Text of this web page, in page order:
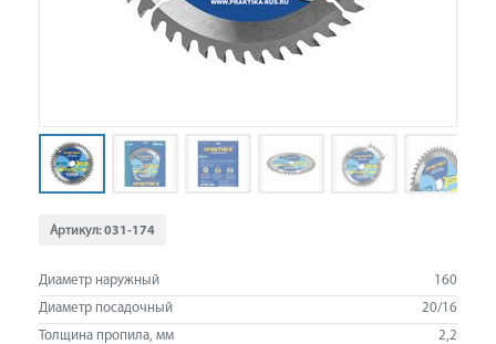
Артикул:031-174
Диаметр наружный
160
Диаметр посадочный
20/16
Толщина пропила, мм
2,2